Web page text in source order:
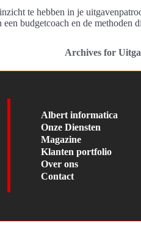
te hebben in je
budgetcoach en de
Archives for
Albert informatica
Onze Diensten
Magazine
Klanten portfolio
Over ons
Contact